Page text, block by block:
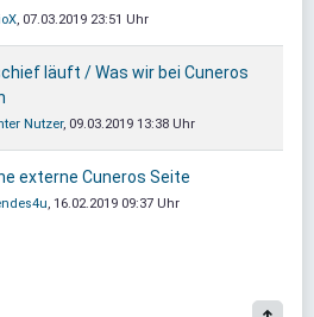
, 07.03.2019 23:51 Uhr
läuft / Was wir bei Cuneros
Nutzer, 09.03.2019 13:38 Uhr
externe Cuneros Seite
, 16.02.2019 09:37 Uhr